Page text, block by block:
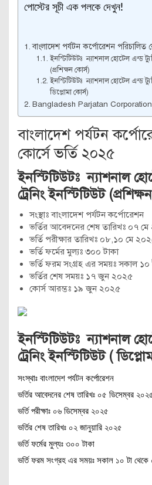
পোস্টের সূচী এক পলকে দেখুন!
বাংলাদেশ পর্যটন কর্পোরেশন পরিচালিত
ইনস্টিটিউটঃ ন্যাশনাল হোটেল এন্ড
(প্রশিক্ষন কোর্স)
ইনস্টিটিউটঃ ন্যাশনাল হোটেল এন্ড
ডিপ্লোমা কোর্স)
Bangladesh Parjatan
বাংলাদেশ পর্যটন
কোর্সে ভর্তি ২০২৫
ইনস্টিটিউটঃ ন্যাশনাল
ট্রেনিং ইনস্টিটিউট
সংস্থাঃ বাংলাদেশ পর্যটন কর্পোরেশন
ভর্তির আবেদনের শেষ তারিখঃ ০৭
ভর্তি পরীক্ষার তারিখঃ ০৮,১০ মে
ভর্তি ফর্মের মুল্যঃ ৩০০ টাকা
ভর্তি ফরম সংগ্রহ এর সময়ঃ সকাল ১০
ভর্তির শেষ সময়ঃ ১৭ জুন ২০২৫
কোর্স আরম্ভঃ ১৯ জুন ২০২৫
ইনস্টিটিউটঃ ন্যাশনাল
ট্রেনিং ইনস্টিটিউট (
সংস্থাঃ বাংলাদেশ পর্যটন কর্পোরেশন
ভর্তির আবেদনের শেষ তারিখঃ ০৫ ডিসেম্বর
ভর্তি পরীক্ষাঃ ০৬ ডিসেম্বর ২০২৫
ভর্তির শেষ তারিখঃ ০২ জানুয়ারি ২০২৫
ভর্তি ফর্মের মুল্যঃ ৩০০ টাকা
ভর্তি ফরম সংগ্রহ এর সময়ঃ সকাল ১০ টা থেকে